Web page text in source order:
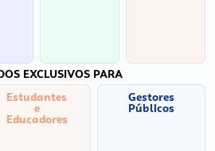
EXCLUSIVOS PARA
Estudantes
e
Educadores
Gestores
Públicos